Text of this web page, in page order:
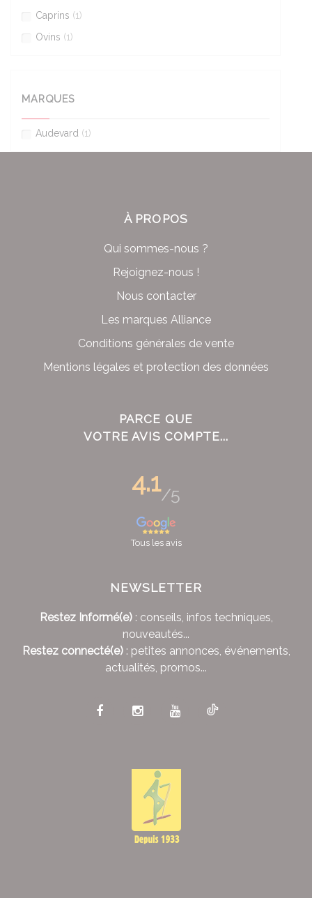
Caprins (1)
Ovins (1)
MARQUES
Audevard (1)
À PROPOS
Qui sommes-nous ?
Rejoignez-nous !
Nous contacter
Les marques Alliance
Conditions générales de vente
Mentions légales et protection des données
PARCE QUE
VOTRE AVIS COMPTE...
4.1/5
Tous les avis
NEWSLETTER
Restez Informé(e): conseils, infos techniques,
nouveautés...
Restez connecté(e): petites annonces, événements,
actualités, promos...